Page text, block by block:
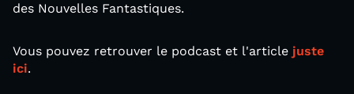
des Nouvelles Fantastiques.
Vous pouvez retrouver le podcast et l'article juste
ici.